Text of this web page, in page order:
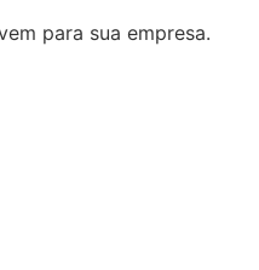
para sua empresa.